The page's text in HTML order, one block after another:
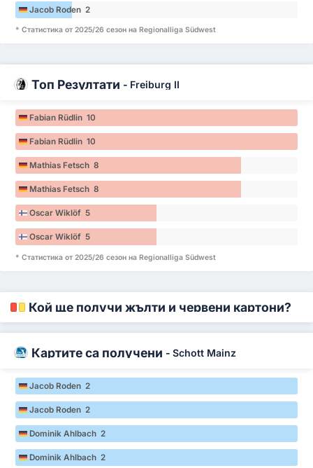
Jacob Roden 2
* Статистика от 2025/26 сезон на Regionalliga Südwest
Топ Резултати - Freiburg II
Fabian Rüdlin 10
Fabian Rüdlin 10
Mathias Fetsch 8
Mathias Fetsch 8
Oscar Wiklöf 5
Oscar Wiklöf 5
* Статистика от 2025/26 сезон на Regionalliga Südwest
Кой ще получи жълти и червени картони?
Картите са получени - Schott Mainz
Jacob Roden 2
Jacob Roden 2
Dominik Ahlbach 2
Dominik Ahlbach 2